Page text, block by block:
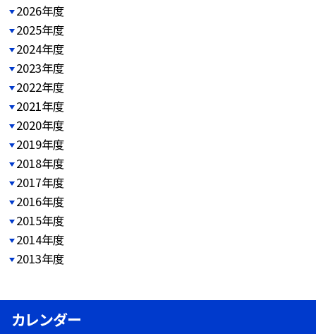
2026年度
2025年度
2024年度
2023年度
2022年度
2021年度
2020年度
2019年度
2018年度
2017年度
2016年度
2015年度
2014年度
2013年度
カレンダー